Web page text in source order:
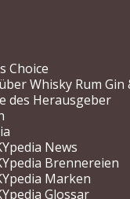
Choice
Whisky Rum Gin
des Herausgeber
News
Brennereien
Marken
Glossar